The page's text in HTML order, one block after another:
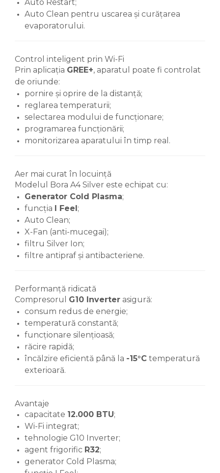
Auto Restart;
Auto Clean pentru uscarea și curățarea
evaporatorului.
Control inteligent prin Wi-Fi
Prin aplicația GREE+, aparatul poate fi controlat
de oriunde:
pornire și oprire de la distanță;
reglarea temperaturii;
selectarea modului de funcționare;
programarea funcționării;
monitorizarea aparatului în timp real.
Aer mai curat în locuință
Modelul Bora A4 Silver este echipat cu:
Generator Cold Plasma;
funcția
I Feel ;
Auto Clean;
X-Fan (anti-mucegai);
filtru Silver Ion;
filtre antipraf și antibacteriene.
Performanță ridicată
Compresorul G10 Inverter asigură:
consum redus de energie;
temperatură constantă;
funcționare silențioasă;
răcire rapidă;
încălzire eficientă până la -15°C temperatură
exterioară.
Avantaje
capacitate 12.000 BTU;
Wi-Fi integrat;
tehnologie G10 Inverter;
agent frigorific R32;
generator Cold Plasma;